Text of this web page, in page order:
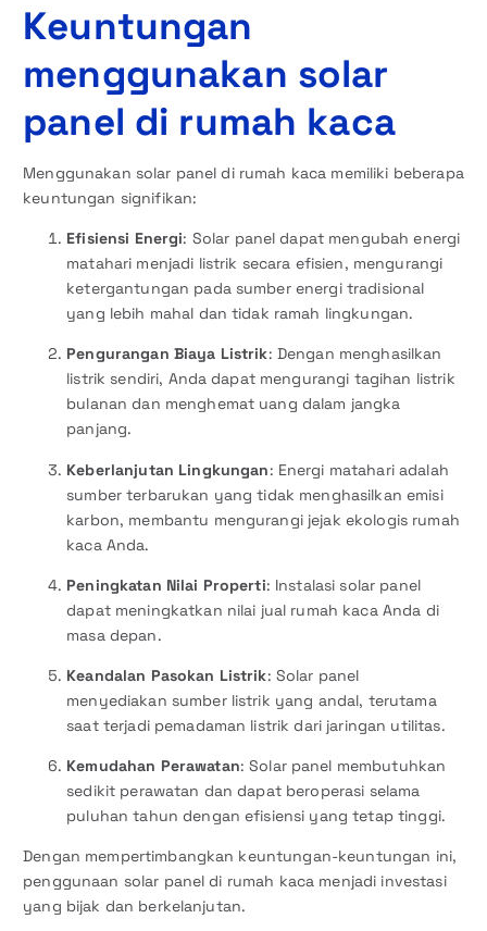
Keuntungan
menggunakan solar
panel di rumah kaca
Menggunakan solar panel di rumah kaca memiliki beberapa
keuntungan signifikan:
Efisiensi Energi: Solar panel dapat mengubah energi
matahari menjadi listrik secara efisien, mengurangi
ketergantungan pada sumber energi tradisional
yang lebih mahal dan tidak ramah lingkungan.
Pengurangan Biaya Listrik: Dengan menghasilkan
listrik sendiri, Anda dapat mengurangi tagihan listrik
bulanan dan menghemat uang dalam jangka
panjang.
Keberlanjutan Lingkungan: Energi matahari adalah
sumber terbarukan yang tidak menghasilkan emisi
karbon, membantu mengurangi jejak ekologis rumah
kaca Anda.
Peningkatan Nilai Properti: Instalasi solar panel
dapat meningkatkan nilai jual rumah kaca Anda di
masa depan.
Keandalan Pasokan Listrik: Solar panel
menyediakan sumber listrik yang andal, terutama
saat terjadi pemadaman listrik dari jaringan utilitas.
Kemudahan Perawatan: Solar panel membutuhkan
sedikit perawatan dan dapat beroperasi selama
puluhan tahun dengan efisiensi yang tetap tinggi.
Dengan mempertimbangkan keuntungan-keuntungan ini,
penggunaan solar panel di rumah kaca menjadi investasi
yang bijak dan berkelanjutan.